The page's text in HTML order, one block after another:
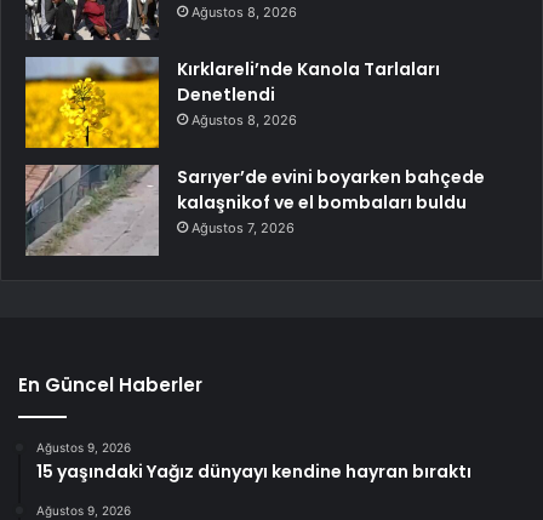
Ağustos 8, 2026
Kırklareli’nde Kanola Tarlaları
Denetlendi
Ağustos 8, 2026
Sarıyer’de evini boyarken bahçede
kalaşnikof ve el bombaları buldu
Ağustos 7, 2026
En Güncel Haberler
Ağustos 9, 2026
15 yaşındaki Yağız dünyayı kendine hayran bıraktı
Ağustos 9, 2026